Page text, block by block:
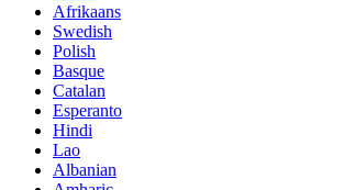
Afrikaans
Swedish
Polish
Basque
Catalan
Esperanto
Hindi
Lao
Albanian